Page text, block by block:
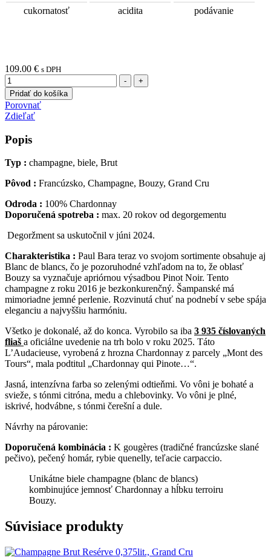
cukornatosť acidita podávanie
109.00 € s DPH
Množstvo -
+
Pridať do košíka
Porovnať
Zdieľať
Popis
Typ : champagne, biele, Brut
Pôvod : Francúzsko, Champagne, Bouzy, Grand Cru
Odroda : 100% Chardonnay
Doporučená spotreba : max. 20 rokov od degorgementu
Degoržment sa uskutočnil v júni 2024.
Charakteristika : Paul Bara teraz vo svojom sortimente obsahuje aj
Blanc de blancs, čo je pozoruhodné vzhľadom na to, že oblasť
Bouzy sa vyznačuje apriórnou výsadbou Pinot Noir. Tento
champagne z roku 2016 je bezkonkurenčný. Šampanské má
mimoriadne jemné perlenie. Rozvinutá chuť na podnebí v sebe spája
eleganciu a najvyššiu harmóniu.
Všetko je dokonalé, až do konca. Vyrobilo sa iba 3 935 číslovaných
fliaš a oficiálne uvedenie na trh bolo v roku 2025. Táto
L’Audacieuse, vyrobená z hrozna Chardonnay z parcely „Mont des
Tours“, mala podtitul „Chardonnay qui Pinote…“.
Jasná, intenzívna farba so zelenými odtieňmi. Vo vôni je bohaté a
svieže, s tónmi citróna, medu a chlebovinky. Vo vôni je plné,
iskrivé, hodvábne, s tónmi čerešní a dule.
Návrhy na párovanie:
Doporučená kombinácia : K gougères (tradičné francúzske slané
pečivo), pečený homár, rybie quenelly, teľacie carpaccio.
Unikátne biele champagne (blanc de blancs)
kombinujúce jemnosť Chardonnay a hĺbku terroiru
Bouzy.
Súvisiace produkty